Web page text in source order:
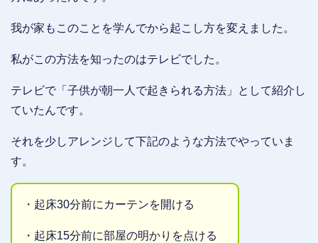
我が家もこのことを学んでから起こし方を変えました。
私がこの方法を知ったのはテレビでした。
テレビで「子供が朝一人で起きられる方法」として紹介し
ていたんです。
それを少しアレンジして下記のような方法でやっていま
す。
・起床30分前にカーテンを開ける
・起床15分前に部屋の明かりを点ける